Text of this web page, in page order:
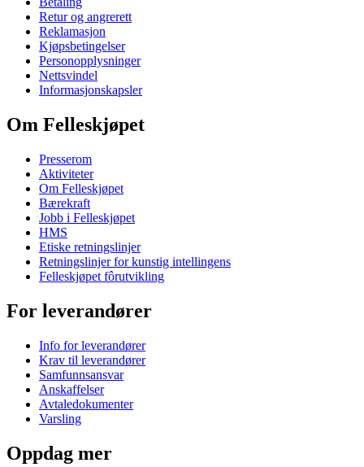
Retur og angrerett
Reklamasjon
Kjøpsbetingelser
Personopplysninger
Nettsvindel
Informasjonskapsler
Om Felleskjøpet
Presserom
Aktiviteter
Om Felleskjøpet
Bærekraft
Jobb i Felleskjøpet
HMS
Etiske retningslinjer
Retningslinjer for kunstig intellingens
Felleskjøpet fôrutvikling
For leverandører
Info for leverandører
Krav til leverandører
Samfunnsansvar
Anskaffelser
Avtaledokumenter
Varsling
Oppdag mer